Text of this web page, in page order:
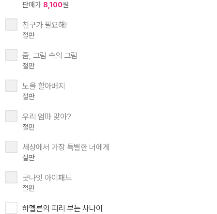
판매가 8,100원
친구가 필요해!
절판
줌, 그림 속의 그림
절판
노을 할아버지
절판
우리 엄마 맞아?
절판
세상에서 가장 특별한 너에게
절판
굿나잇 아이패드
절판
하멜른의 피리 부는 사나이